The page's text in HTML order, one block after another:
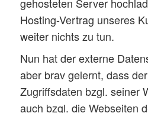
Hosting-Vertrag unseres
weiter nichts zu tun.
Nun hat der externe
aber brav gelernt, dass
Zugriffsdaten bzgl. seiner
auch bzgl. die Webseiten